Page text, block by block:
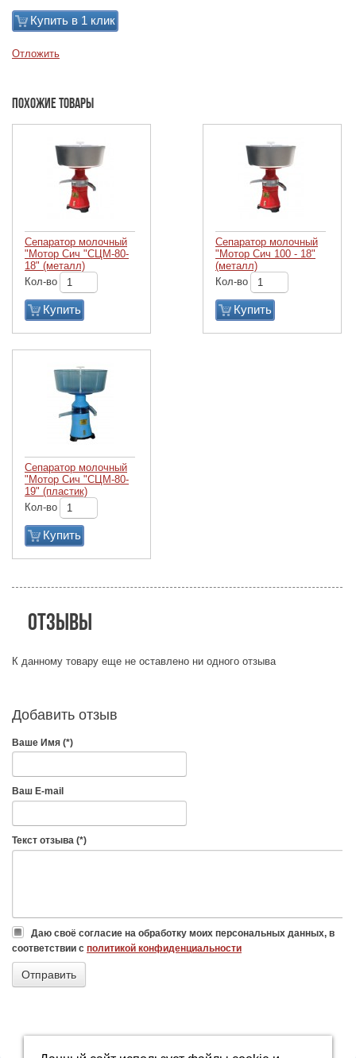
Купить в 1 клик
Отложить
Похожие товары
Сепаратор молочный
"Мотор Сич "СЦМ-80-
18" (металл)
Кол-во
Купить
Сепаратор молочный
"Мотор Сич 100 - 18"
(металл)
Кол-во
Купить
Сепаратор молочный
"Мотор Сич "СЦМ-80-
19" (пластик)
Кол-во
Купить
Отзывы
К данному товару еще не оставлено ни одного отзыва
Добавить отзыв
Ваше Имя (*)
Ваш E-mail
Текст отзыва (*)
Даю своё согласие на обработку моих персональных данных, в
соответствии с политикой конфиденциальности